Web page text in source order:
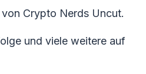
Crypto Nerds Uncut.
und viele weitere auf